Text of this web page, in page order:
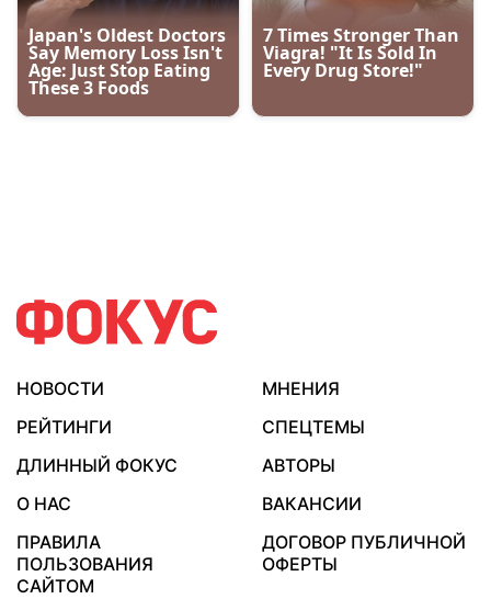
НОВОСТИ
МНЕНИЯ
РЕЙТИНГИ
СПЕЦТЕМЫ
ДЛИННЫЙ ФОКУС
АВТОРЫ
О НАС
ВАКАНСИИ
ПРАВИЛА
ПОЛЬЗОВАНИЯ
САЙТОМ
ДОГОВОР ПУБЛИЧНОЙ
ОФЕРТЫ